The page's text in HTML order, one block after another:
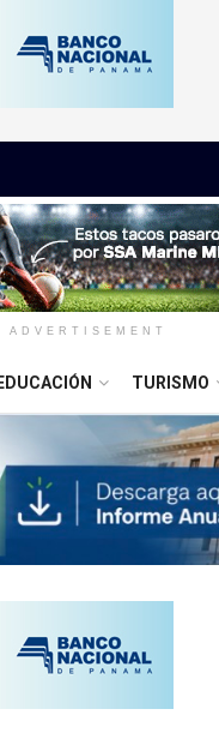
ADVERTISEMENT
EDUCACIÓN TURISMO